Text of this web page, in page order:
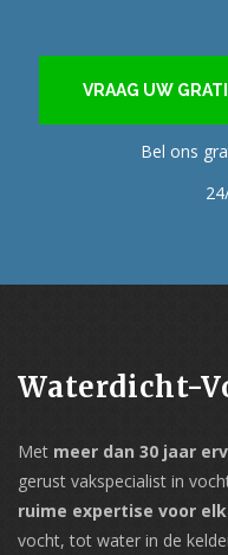
VRAAG UW
Bel ons
Waterdicht-
Met meer dan 30 jaar
gerust vakspecialist in
ruime expertise voor
vocht, tot water in de